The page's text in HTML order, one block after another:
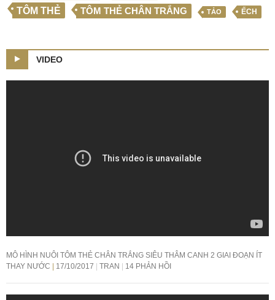
TÔM THẺ TÔM THẺ CHÂN TRẮNG TẢO ẾCH
VIDEO
MÔ HÌNH NUÔI TÔM THẺ CHÂN TRẮNG SIÊU THÂM CANH 2 GIAI ĐOẠN ÍT
THAY NƯỚC
17/10/2017 TRAN 14 PHẢN HỒI